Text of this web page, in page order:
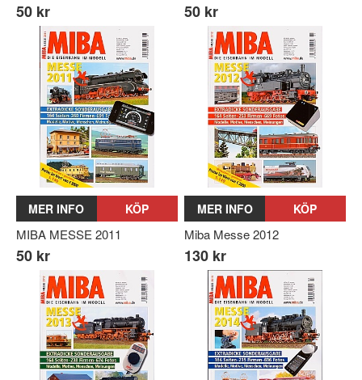
50 kr 50 kr
MER INFO KÖP
MIBA MESSE 2011
50 kr
MER INFO KÖP
Miba Messe 2012
130 kr